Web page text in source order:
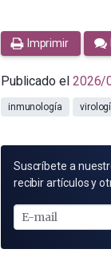
Imprimir
Publicado el 2026/
inmunología
SUSCRÍBETE
POR
MAIL
Suscríbete a
recibir artículos y